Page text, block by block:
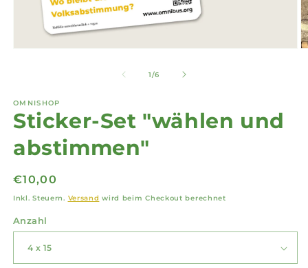
1/von
6
OMNISHOP
Sticker-Set "wählen und
abstimmen"
Normaler
Preis
€10,00
Inkl. Steuern. Versand wird beim Checkout berechnet
Anzahl